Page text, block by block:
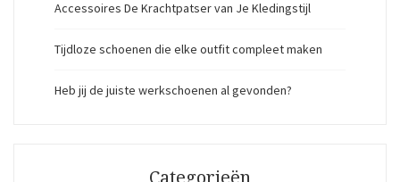
Accessoires De Krachtpatser van Je Kledingstijl
Tijdloze schoenen die elke outfit compleet maken
Heb jij de juiste werkschoenen al gevonden?